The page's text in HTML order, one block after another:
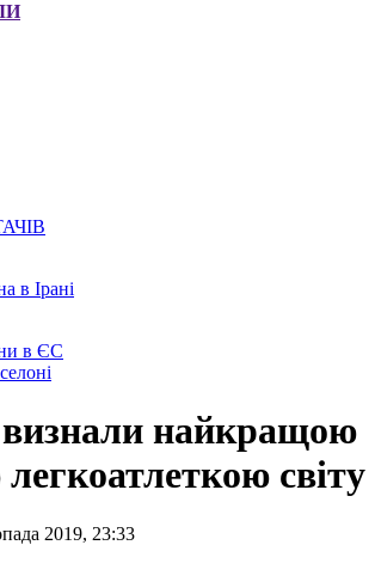
в Ірані
в ЄС
найкращою
світу
2019, 23:33